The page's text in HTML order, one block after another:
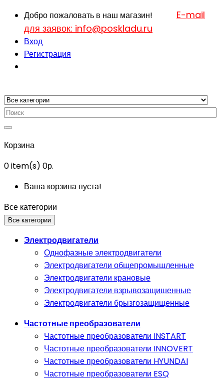
Добро пожаловать в наш магазин! E-mail
для заявок: info@poskladu.ru
Вход
Регистрация
Корзина
0item(s) 0р.
Ваша корзина пуста!
Все категории
Все категории
Электродвигатели
Однофазные электродвигатели
Электродвигатели общепромышленные
Электродвигатели крановые
Электродвигатели взрывозащишенные
Электродвигатели брызгозащищенные
Частотные преобразователи
Частотные преобразователи INSTART
Частотные преобразователи INNOVERT
Частотные преобразователи HYUNDAI
Частотные преобразователи ESQ